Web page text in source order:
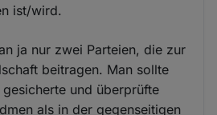
ist/wird.
ja nur zwei Parteien, die zur
beitragen. Man sollte
und überprüfte
als in der gegenseitigen